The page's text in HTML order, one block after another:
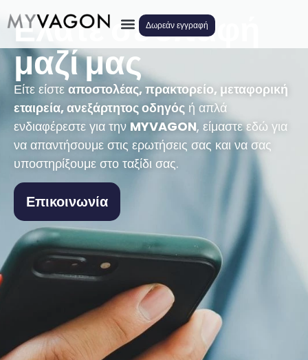
Δωρεάν εγγραφή
Ελάτε σε επαφή
μαζί μας
Είτε είστε αποστολέας, πρακτορείο, μεταφορική
εταιρεία, ανεξάρτητος οδηγός ή απλά
ενδιαφέρεστε για την MYVAGON, είμαστε εδώ για
να απαντήσουμε στις ερωτήσεις σας και να σας
υποστηρίξουμε στο ταξίδι σας.
Επικοινωνία